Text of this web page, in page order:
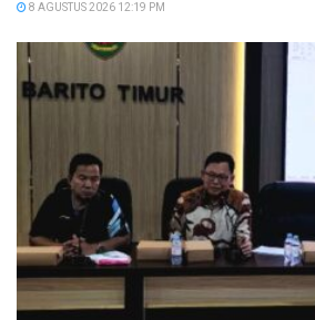
8 AGUSTUS 2026 12:19 PM